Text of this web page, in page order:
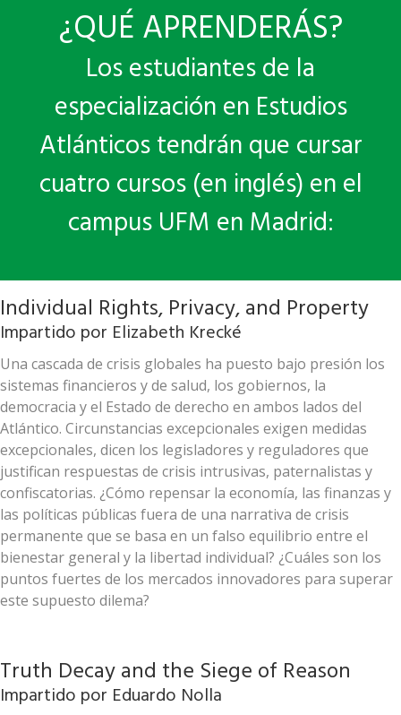
¿QUÉ APRENDERÁS?
Los estudiantes de la
especialización en Estudios
Atlánticos tendrán que cursar
cuatro cursos (en inglés) en el
campus UFM en Madrid:
Individual Rights, Privacy, and Property
Impartido por Elizabeth Krecké
Una cascada de crisis globales ha puesto bajo presión los
sistemas financieros y de salud, los gobiernos, la
democracia y el Estado de derecho en ambos lados del
Atlántico. Circunstancias excepcionales exigen medidas
excepcionales, dicen los legisladores y reguladores que
justifican respuestas de crisis intrusivas, paternalistas y
confiscatorias. ¿Cómo repensar la economía, las finanzas y
las políticas públicas fuera de una narrativa de crisis
permanente que se basa en un falso equilibrio entre el
bienestar general y la libertad individual? ¿Cuáles son los
puntos fuertes de los mercados innovadores para superar
este supuesto dilema?
Truth Decay and the Siege of Reason
Impartido por Eduardo Nolla